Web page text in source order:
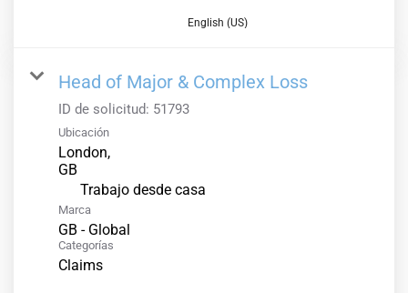
English (US)
Head of Major & Complex Loss
ID de solicitud: 51793
Ubicación
London,
inicio
Trabajo desde casa
Marca
GB - Global
Categorías
Claims